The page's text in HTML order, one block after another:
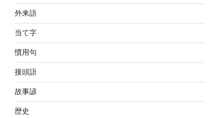
外来語
当て字
慣用句
接頭語
故事諺
歴史